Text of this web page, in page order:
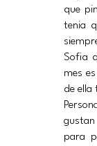
que
tenia
Sofia
mes
de ella
para